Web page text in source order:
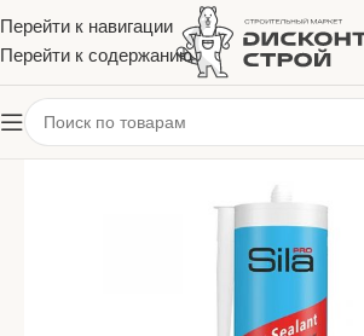
Перейти к навигации
Перейти к содержанию